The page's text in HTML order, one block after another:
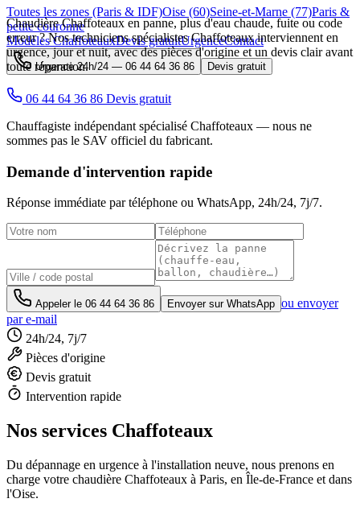
Toutes les zones (Paris & IDF)Oise (60)Seine-et-Marne (77)Paris &
petite couronne
Modèles ChaffoteauxDevis gratuitUrgenceContact
Urgence 24h/24 — 06 44 64 36 86 Devis gratuit
Chaudière Chaffoteaux en panne, plus d'eau chaude, fuite ou code
erreur ? Nos techniciens spécialistes Chaffoteaux interviennent en
urgence, jour et nuit, avec des pièces d'origine et un devis clair avant
toute réparation.
06 44 64 36 86 Devis gratuit
Chauffagiste indépendant spécialisé Chaffoteaux — nous ne
sommes pas le SAV officiel du fabricant.
Demande d'intervention rapide
Réponse immédiate par téléphone ou WhatsApp, 24h/24, 7j/7.
Appeler le 06 44 64 36 86 Envoyer sur WhatsApp ou envoyer
par e-mail
24h/24, 7j/7
Pièces d'origine
Devis gratuit
Intervention rapide
Nos services Chaffoteaux
Du dépannage en urgence à l'installation neuve, nous prenons en
charge votre chaudière Chaffoteaux à Paris, en Île-de-France et dans
l'Oise.